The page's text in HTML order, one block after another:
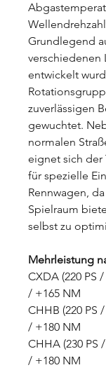
Grundlegend
verschiedenen
entwickelt
zuverlässigen
gewuchtet.
normalen
eignet sich der
für spezielle
Rennwagen,
Spielraum
selbst zu
Mehrleistung
CXDA (220 PS
/ +165 NM
CHHB (220 PS
/ +180 NM
CHHA (230 PS
/ +180 NM